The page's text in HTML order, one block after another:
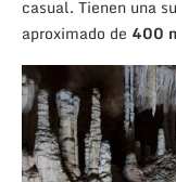
casual. Tienen una
aproximado de 400